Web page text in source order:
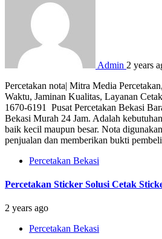
Admin 2 years
Percetakan nota| Mitra Media
Waktu, Jaminan Kualitas, Layanan
1670-6191 Pusat Percetakan Bekasi
Bekasi Murah 24 Jam. Adalah
baik kecil maupun besar. Nota
penjualan dan memberikan bukti
Percetakan Bekasi
Percetakan Sticker Solusi Cetak
2 years ago
Percetakan Bekasi